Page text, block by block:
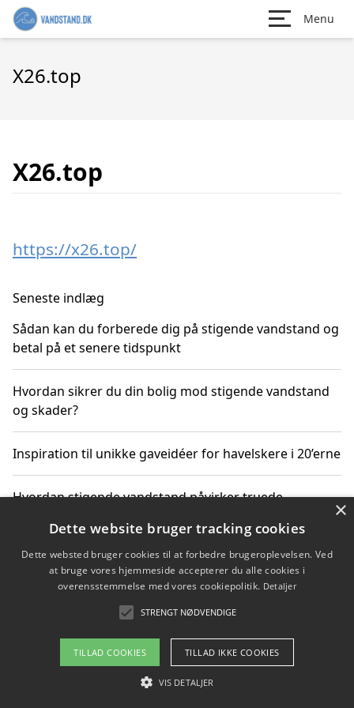
Menu
X26.top
X26.top
https://x26.top/
Seneste indlæg
Sådan kan du forberede dig på stigende vandstand og
betal på et senere tidspunkt
Hvordan sikrer du din bolig mod stigende vandstand
og skader?
Inspiration til unikke gaveidéer for havelskere i 20’erne
Hvordan stigende vandstand påvirker truede
Sådan vælger du de bedste vandrerygsække til
vandreture i Danmark
Copyright 2026 - Pilanto Aps
Om / kontakt
×
Dette website bruger tracking cookies
Dette websted bruger cookies til at forbedre brugeroplevelsen. Ved
at bruge vores hjemmeside accepterer du alle cookies i
overensstemmelse med vores cookiepolitik. Detaljer
STRENGT NØDVENDIGE
TILLAD COOKIES TILLAD IKKE COOKIES
VIS DETALJER